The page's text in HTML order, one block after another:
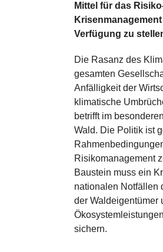
Mittel für das
Verfügung zu
Die Rasanz des
gesamten
Anfälligkeit der
klimatische
betrifft im
Wald. Die Politik ist
Risikomanagement
Baustein muss ein
nationalen Notfällen
der Waldeigentümer
sichern.